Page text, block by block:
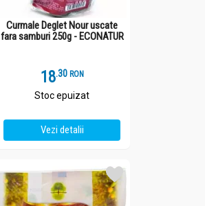
Curmale Deglet Nour uscate
fara samburi 250g - ECONATUR
18.3 RON
Stoc epuizat
Vezi detalii